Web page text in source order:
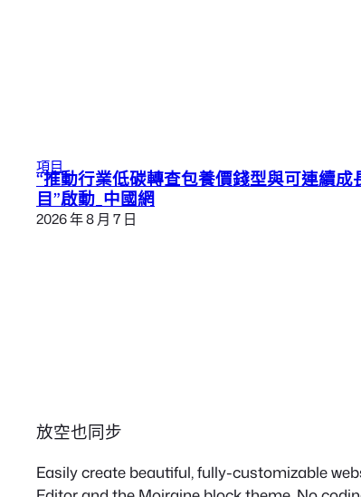
項目
“推動行業低碳轉查包養價錢型與可連續成
目”啟動_中國網
2026 年 8 月 7 日
放空也同步
Easily create beautiful, fully-customizable